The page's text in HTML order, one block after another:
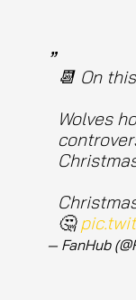
📆 On
Wolves
🤔
— FanHub